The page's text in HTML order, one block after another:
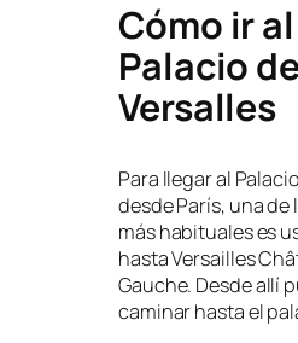
Cómo ir al
Palacio de
Versalles
Para llegar al
desde París, una de
más habituales es
hasta Versailles
Gauche. Desde allí
caminar hasta el